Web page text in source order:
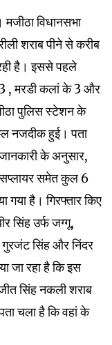
विधानसभा
शराब पीने से करीब
है। इससे पहले
, मरडी कलां के 3 और
पुलिस स्टेशन के
नजदीक हुई। पता
के अनुसार,
समेत कुल 6
गया है। गिरफ्तार किए
सिंह उर्फ जग्गू,
गुरजंट सिंह और निंदर
जा रहा है कि इस
सिंह नकली शराब
चला है कि वहां के